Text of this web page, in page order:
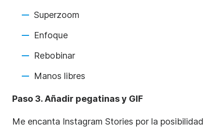
Superzoom
Enfoque
Rebobinar
Manos libres
Paso 3. Añadir pegatinas y GIF
Me encanta Instagram Stories por la posibilidad